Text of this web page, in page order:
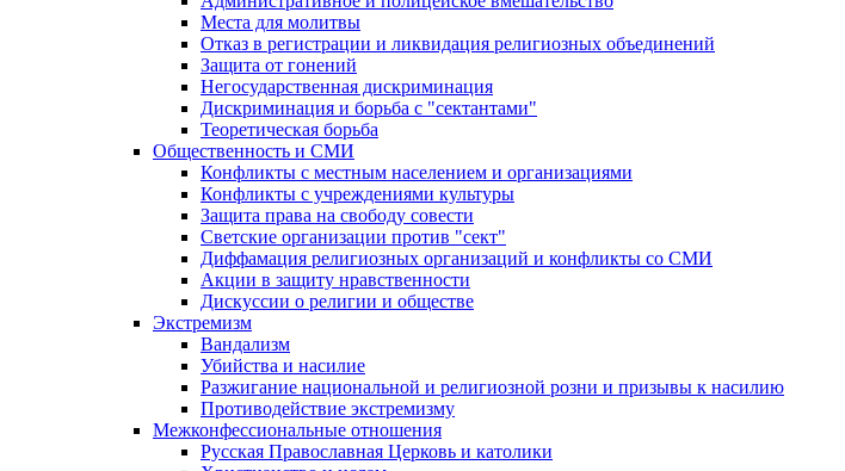
Места для молитвы
Отказ в регистрации и ликвидация религиозных объединений
Защита от гонений
Негосударственная дискриминация
Дискриминация и борьба с "сектантами"
Теоретическая борьба
Общественность и СМИ
Конфликты с местным населением и организациями
Конфликты с учреждениями культуры
Защита права на свободу совести
Светские организации против "сект"
Диффамация религиозных организаций и конфликты со СМИ
Акции в защиту нравственности
Дискуссии о религии и обществе
Экстремизм
Вандализм
Убийства и насилие
Разжигание национальной и религиозной розни и призывы к насилию
Противодействие экстремизму
Межконфессиональные отношения
Русская Православная Церковь и католики